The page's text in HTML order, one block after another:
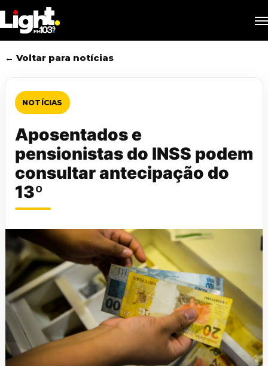
to
main
content
← Voltar para notícias
NOTÍCIAS
Aposentados e
pensionistas do INSS podem
consultar antecipação do
13º